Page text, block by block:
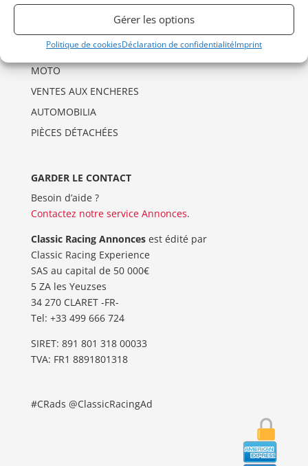
Gérer les options
Politique de cookiesDéclaration de confidentialitéImprint
DRAGSTER
MOTO
VENTES AUX ENCHERES
AUTOMOBILIA
PIÈCES DÉTACHÉES
GARDER LE CONTACT
Besoin d’aide ?
Contactez notre service Annonces.
Classic Racing Annoncesest édité par
Classic Racing Experience
SAS au capital de 50 000€
5 ZA les Yeuzses
34 270 CLARET -FR-
Tel: ‭+33 499 666 724‬
SIRET: 891 801 318 00033
TVA: FR1 8891801318
#CRads @ClassicRacingAd